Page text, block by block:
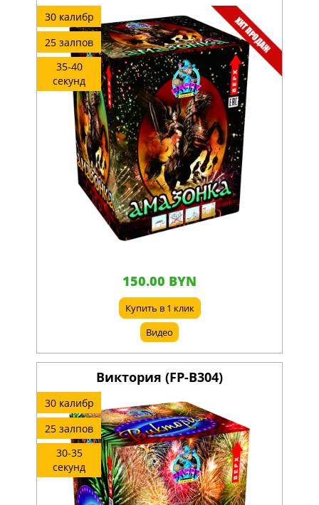
30 калибр
25 залпов
35-40
секунд
150.00 BYN
Купить в 1 клик
Видео
Виктория (FP-B304)
30 калибр
25 залпов
30-35
секунд